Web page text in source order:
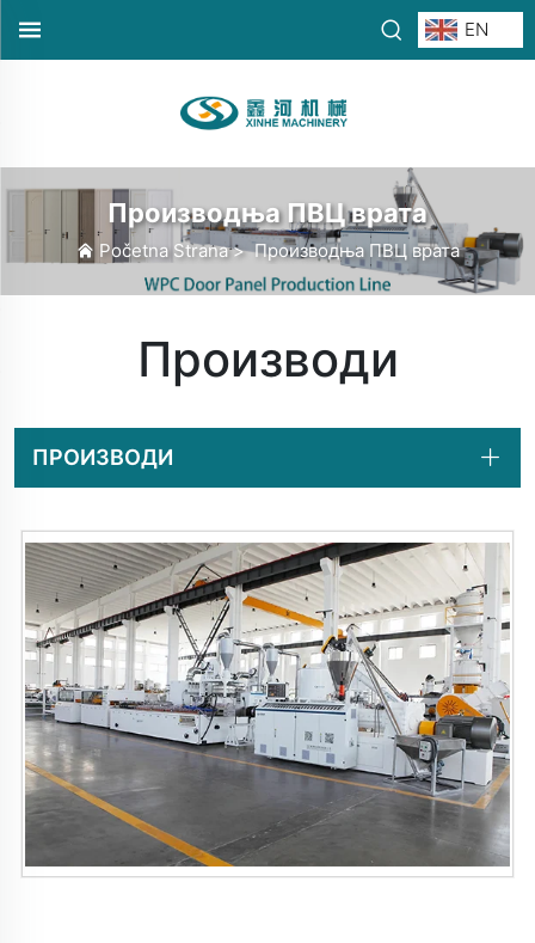
EN
Производња ПВЦ врата
Početna Strana>Производња ПВЦ врата
Производи
ПРОИЗВОДИ